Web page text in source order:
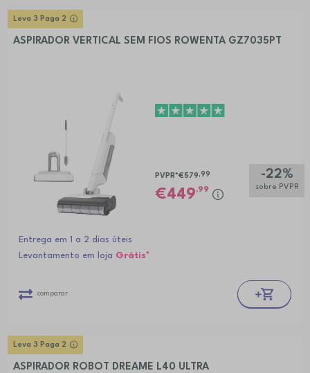
Leva 3 Paga 2
ASPIRADOR VERTICAL SEM FIOS ROWENTA GZ7035PT
-22%
sobre PVPR
PVPR*€579 ,99
449,99
Entrega em 1 a 2 dias úteis
Levantamento em loja Grátis*
comparar
Leva 3 Paga 2
ASPIRADOR ROBOT DREAME L40 ULTRA